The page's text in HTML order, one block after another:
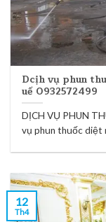
Dcịh vụ phun
uế 0932572499
DỊCH VỤ PHUN
vụ phun thuốc diệt
12
Th4